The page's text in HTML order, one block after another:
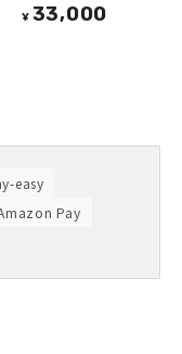
¥ 33,000
easy
Pay